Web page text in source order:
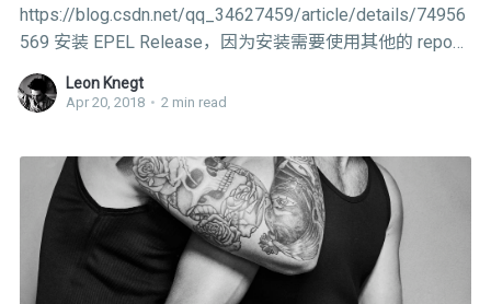
https://blog.csdn.net/qq_34627459/article/details/74956
569 安装 EPEL Release，因为安装需要使用其他的 repo
源。yum install -y epel-release如果出现缺少 Code 提示，
可以： sudo rpm –import /etc/pki/rpm-gpg/RPM-GPG-
yum repolist2. 安装 Nux-Dextop 源 导入一个 Code sudo
rpm –import http://li.nux.ro/download/
Leon Knegt
Apr 20, 2018 • 2 min read